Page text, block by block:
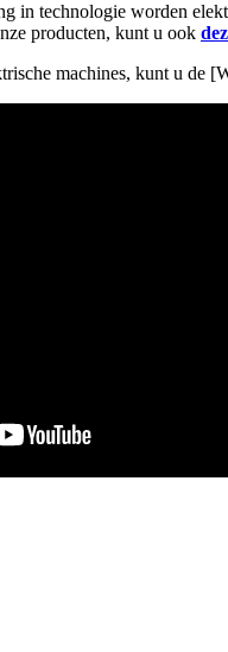
in technologie worden
producten, kunt u ook
machines, kunt u de